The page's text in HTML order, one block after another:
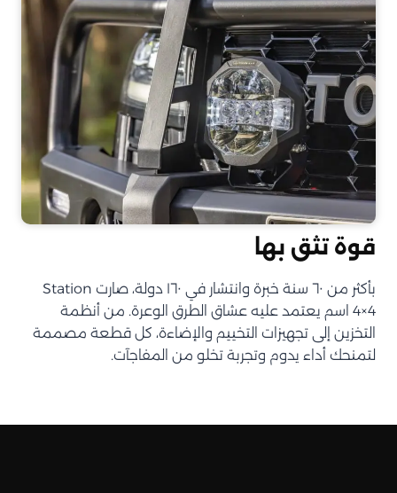
قوة تثق بها
بأكثر من ٦٠ سنة خبرة وانتشار في ١٦٠ دولة، صارت Station
4×4 اسم يعتمد عليه عشاق الطرق الوعرة. من أنظمة
التخزين إلى تجهيزات التخييم والإضاءة، كل قطعة مصممة
لتمنحك أداء يدوم وتجربة تخلو من المفاجآت.